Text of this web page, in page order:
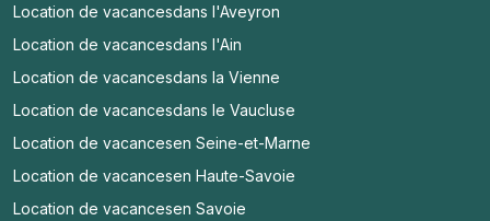
Location de vacancesdans l'Aveyron
Location de vacancesdans l'Ain
Location de vacancesdans la Vienne
Location de vacancesdans le Vaucluse
Location de vacancesen Seine-et-Marne
Location de vacancesen Haute-Savoie
Location de vacancesen Savoie